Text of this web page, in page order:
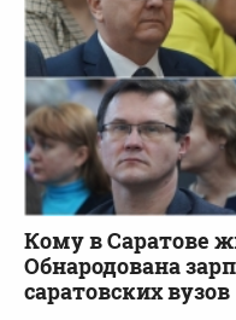
Кому в Саратове
Обнародована
саратовских вузов